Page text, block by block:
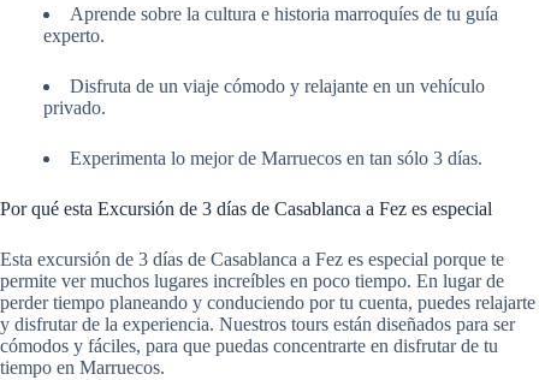
Aprende sobre la cultura e historia marroquíes de tu guía
experto.
Disfruta de un viaje cómodo y relajante en un vehículo
privado.
Experimenta lo mejor de Marruecos en tan sólo 3 días.
Por qué esta Excursión de 3 días de Casablanca a Fez es especial
Esta excursión de 3 días de Casablanca a Fez es especial porque te
permite ver muchos lugares increíbles en poco tiempo. En lugar de
perder tiempo planeando y conduciendo por tu cuenta, puedes relajarte
y disfrutar de la experiencia. Nuestros tours están diseñados para ser
cómodos y fáciles, para que puedas concentrarte en disfrutar de tu
tiempo en Marruecos.